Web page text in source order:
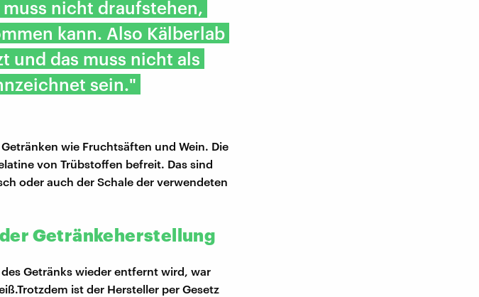
nicht draufstehen,
kann. Also Kälberlab
und das muss nicht als
sein."
wie Fruchtsäften und Wein. Die
von Trübstoffen befreit. Das sind
oder auch der Schale der verwendeten
Getränkeherstellung
Getränks wieder entfernt wird, war
ist der Hersteller per Gesetz